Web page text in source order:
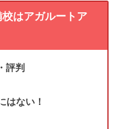
はアガルートア
評判
はない！